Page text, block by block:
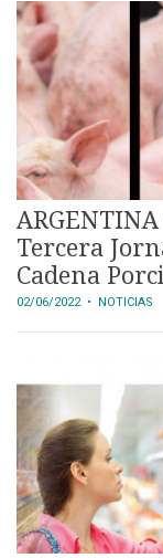
Tercera
Cadena
02/06/2022• NOTICIAS